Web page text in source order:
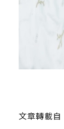
文章轉載自